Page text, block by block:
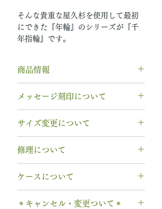
そんな貴重な屋久杉を使用して最初
にできた『年輪』のシリーズが『千
年指輪』です。
商品情報
ルド）
幅 ： 3.0mm
納期： 6週間〜7週間
メッセージ刻印について
フォント：ブロック体
以下の組み合わせが可能です。
A～Z 英字 大文字のみ（※小文
字は不可です）
0～9 数字
. ドット
サイズ変更について
ません 。
お届け日より3週間以内であれば、
1回に限り無料にて新品交換いたし
ます。
修理について
て】
り替え対応になります。
ケースについて
＊キャンセル・変更ついて＊